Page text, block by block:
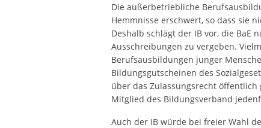
Die außerbetriebliche
Hemmnisse erschwert, so dass sie
Deshalb schlägt der IB vor, die
Ausschreibungen zu vergeben.
Berufsausbildungen junger
Bildungsgutscheinen des
über das Zulassungsrecht
Mitglied des Bildungsverband
Auch der IB würde bei freier Wahl